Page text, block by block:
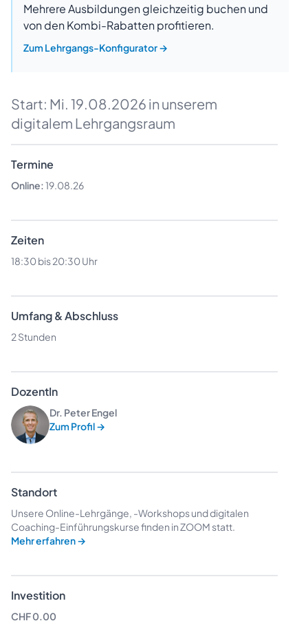
Mehrere Ausbildungen gleichzeitig buchen und
von den Kombi-Rabatten profitieren.
Zum Lehrgangs-Konfigurator→
Start: Mi. 19.08.2026 in unserem
digitalem Lehrgangsraum
Termine
Online:19.08.26
Zeiten
18:30 bis 20:30 Uhr
Umfang & Abschluss
2 Stunden
DozentIn
Dr. Peter Engel
Zum Profil→
Standort
Unsere Online-Lehrgänge, -Workshops und digitalen
Coaching-Einführungskurse finden in ZOOM statt.
Mehr erfahren→
Investition
CHF 0.00